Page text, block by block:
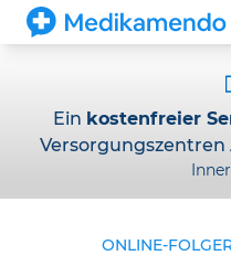
Ein kostenfreier
ONLINE-